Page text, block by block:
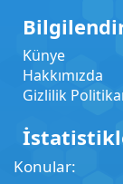
Künye
Hakkımızda
Gizlilik
Konular